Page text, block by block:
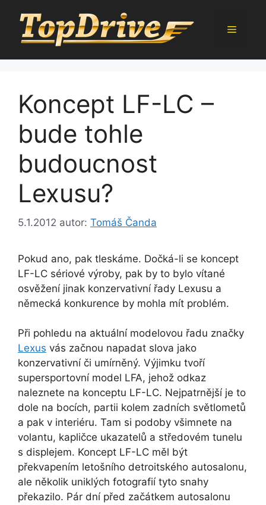
obsah
Menu
Koncept LF-LC –
bude tohle
budoucnost
Lexusu?
5.1.2012 autor: Tomáš Čanda
Pokud ano, pak tleskáme. Dočká-li se koncept
LF-LC sériové výroby, pak by to bylo vítané
osvěžení jinak konzervativní řady Lexusu a
německá konkurence by mohla mít problém.
Při pohledu na aktuální modelovou řadu značky
Lexus vás začnou napadat slova jako
konzervativní či umírněný. Výjimku tvoří
supersportovní model LFA, jehož odkaz
naleznete na konceptu LF-LC. Nejpatrnější je to
dole na bocích, partii kolem zadních světlometů
a pak v interiéru. Tam si podoby všimnete na
volantu, kapličce ukazatelů a středovém tunelu
s displejem. Koncept LF-LC měl být
překvapením letošního detroitského autosalonu,
ale několik uniklých fotografií tyto snahy
překazilo. Pár dní před začátkem autosalonu